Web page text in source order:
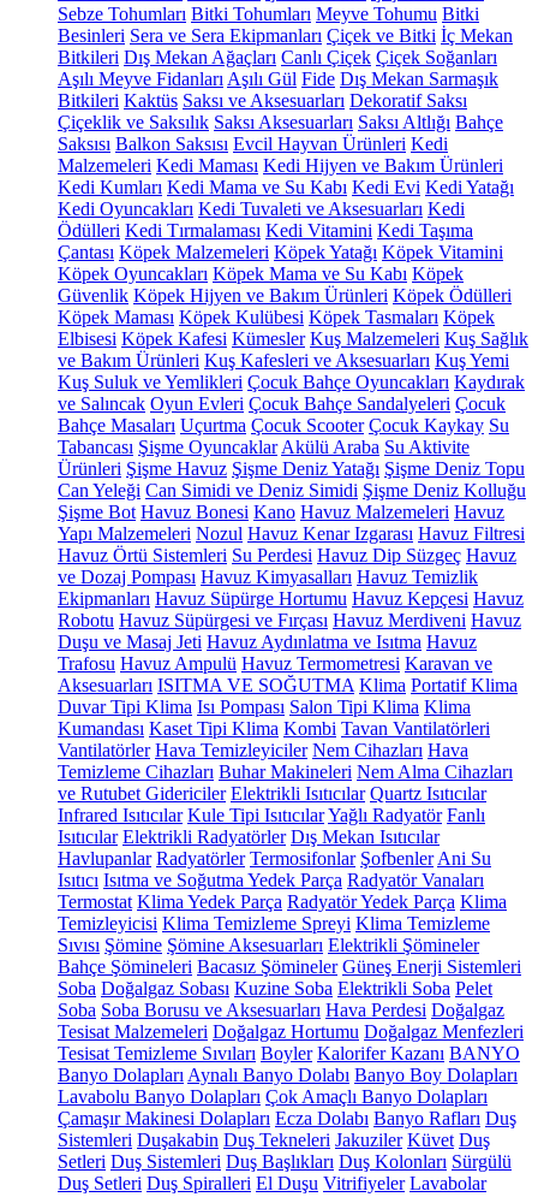
Sebze Tohumları Bitki Tohumları Meyve Tohumu Bitki
Besinleri Sera ve Sera Ekipmanları Çiçek ve Bitki İç Mekan
Bitkileri Dış Mekan Ağaçları Canlı Çiçek Çiçek Soğanları
Aşılı Meyve Fidanları Aşılı Gül Fide Dış Mekan Sarmaşık
Bitkileri Kaktüs Saksı ve Aksesuarları Dekoratif Saksı
Çiçeklik ve Saksılık Saksı Aksesuarları Saksı Altlığı Bahçe
Saksısı Balkon Saksısı Evcil Hayvan Ürünleri Kedi
Malzemeleri Kedi Maması Kedi Hijyen ve Bakım Ürünleri
Kedi Kumları Kedi Mama ve Su Kabı Kedi Evi Kedi Yatağı
Kedi Oyuncakları Kedi Tuvaleti ve Aksesuarları Kedi
Ödülleri Kedi Tırmalaması Kedi Vitamini Kedi Taşıma
Çantası Köpek Malzemeleri Köpek Yatağı Köpek Vitamini
Köpek Oyuncakları Köpek Mama ve Su Kabı Köpek
Güvenlik Köpek Hijyen ve Bakım Ürünleri Köpek Ödülleri
Köpek Maması Köpek Kulübesi Köpek Tasmaları Köpek
Elbisesi Köpek Kafesi Kümesler Kuş Malzemeleri Kuş Sağlık
ve Bakım Ürünleri Kuş Kafesleri ve Aksesuarları Kuş Yemi
Kuş Suluk ve Yemlikleri Çocuk Bahçe Oyuncakları Kaydırak
ve Salıncak Oyun Evleri Çocuk Bahçe Sandalyeleri Çocuk
Bahçe Masaları Uçurtma Çocuk Scooter Çocuk Kaykay Su
Tabancası Şişme Oyuncaklar Akülü Araba Su Aktivite
Ürünleri Şişme Havuz Şişme Deniz Yatağı Şişme Deniz Topu
Can Yeleği Can Simidi ve Deniz Simidi Şişme Deniz Kolluğu
Şişme Bot Havuz Bonesi Kano Havuz Malzemeleri Havuz
Yapı Malzemeleri Nozul Havuz Kenar Izgarası Havuz Filtresi
Havuz Örtü Sistemleri Su Perdesi Havuz Dip Süzgeç Havuz
ve Dozaj Pompası Havuz Kimyasalları Havuz Temizlik
Ekipmanları Havuz Süpürge Hortumu Havuz Kepçesi Havuz
Robotu Havuz Süpürgesi ve Fırçası Havuz Merdiveni Havuz
Duşu ve Masaj Jeti Havuz Aydınlatma ve Isıtma Havuz
Trafosu Havuz Ampulü Havuz Termometresi Karavan ve
Aksesuarları ISITMA VE SOĞUTMA Klima Portatif Klima
Duvar Tipi Klima Isı Pompası Salon Tipi Klima Klima
Kumandası Kaset Tipi Klima Kombi Tavan Vantilatörleri
Vantilatörler Hava Temizleyiciler Nem Cihazları Hava
Temizleme Cihazları Buhar Makineleri Nem Alma Cihazları
ve Rutubet Gidericiler Elektrikli Isıtıcılar Quartz Isıtıcılar
Infrared Isıtıcılar Kule Tipi IsıtıcılarYağlı Radyatör Fanlı
Isıtıcılar Elektrikli Radyatörler Dış Mekan Isıtıcılar
Havlupanlar Radyatörler Termosifonlar Şofbenler Ani Su
Isıtıcı Isıtma ve Soğutma Yedek Parça Radyatör Vanaları
Termostat Klima Yedek Parça Radyatör Yedek Parça Klima
Temizleyicisi Klima Temizleme Spreyi Klima Temizleme
Sıvısı Şömine Şömine Aksesuarları Elektrikli Şömineler
Bahçe Şömineleri Bacasız Şömineler Güneş Enerji Sistemleri
Soba Doğalgaz Sobası Kuzine Soba Elektrikli Soba Pelet
Soba Soba Borusu ve Aksesuarları Hava Perdesi Doğalgaz
Tesisat Malzemeleri Doğalgaz Hortumu Doğalgaz Menfezleri
Tesisat Temizleme Sıvıları Boyler Kalorifer Kazanı BANYO
Banyo Dolapları Aynalı Banyo Dolabı Banyo Boy Dolapları
Lavabolu Banyo Dolapları Çok Amaçlı Banyo Dolapları
Çamaşır Makinesi Dolapları Ecza Dolabı Banyo Rafları Duş
Sistemleri Duşakabin Duş Tekneleri Jakuziler Küvet Duş
Setleri Duş Sistemleri Duş Başlıkları Duş Kolonları Sürgülü
Duş Setleri Duş Spiralleri El Duşu Vitrifiyeler Lavabolar